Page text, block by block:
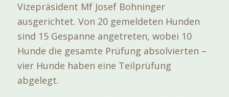
Vizepräsident Mf Josef Bohninger
ausgerichtet. Von 20 gemeldeten Hunden
sind 15 Gespanne angetreten, wobei 10
Hunde die gesamte Prüfung absolvierten –
vier Hunde haben eine Teilprüfung
abgelegt.